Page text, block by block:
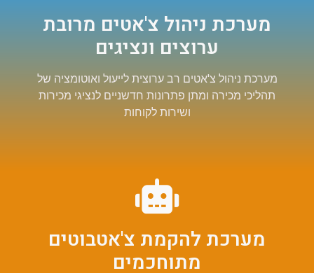
מערכת ניהול צ'אטים מרובת
ערוצים ונציגים
מערכת ניהול צ'אטים רב ערוצית לייעול ואוטומציה של
תהליכי מכירה ומתן פתרונות חדשניים לנציגי מכירות
ושירות לקוחות
מערכת להקמת צ'אטבוטים
מתוחכמים